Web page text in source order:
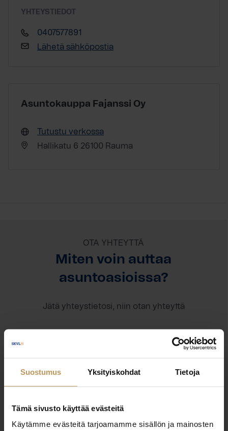
Suostumus Yksityiskohdat Tietoja
Tämä sivusto käyttää evästeitä
Käytämme evästeitä tarjoamamme sisällön ja mainosten
YHTEYSTIEDOT
0407577891
Lähetä sähköpostia
Asuntokauppa Fajanssi Oy
Tutustu verkossa
Hallikatu 6 26100 Rauma
OTA YHTEYTTÄ
Miten voin auttaa
asuntoasioissa?
Jätä yhteystietosi, niin otan yhteyttä
0407577891